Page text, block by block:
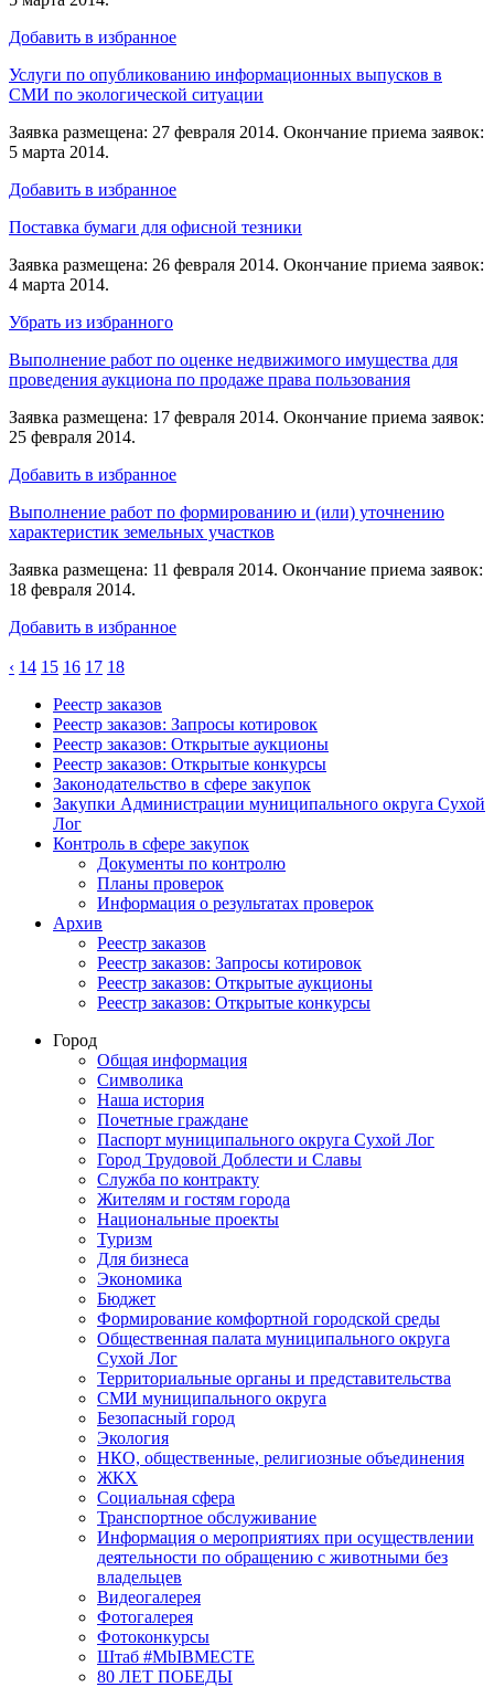
Добавить в избранное
Услуги по опубликованию информационных выпусков в
СМИ по экологической ситуации
Заявка размещена: 27 февраля 2014. Окончание приема заявок:
5 марта 2014.
Добавить в избранное
Поставка бумаги для офисной тезники
Заявка размещена: 26 февраля 2014. Окончание приема заявок:
4 марта 2014.
Убрать из избранного
Выполнение работ по оценке недвижимого имущества для
проведения аукциона по продаже права пользования
Заявка размещена: 17 февраля 2014. Окончание приема заявок:
25 февраля 2014.
Добавить в избранное
Выполнение работ по формированию и (или) уточнению
характеристик земельных участков
Заявка размещена: 11 февраля 2014. Окончание приема заявок:
18 февраля 2014.
Добавить в избранное
‹ 14 15 16 17 18
Реестр заказов
Реестр заказов: Запросы котировок
Реестр заказов: Открытые аукционы
Реестр заказов: Открытые конкурсы
Законодательство в сфере закупок
Закупки Администрации муниципального округа Сухой
Лог
Контроль в сфере закупок
Документы по контролю
Планы проверок
Информация о результатах проверок
Архив
Реестр заказов
Реестр заказов: Запросы котировок
Реестр заказов: Открытые аукционы
Реестр заказов: Открытые конкурсы
Город
Общая информация
Символика
Наша история
Почетные граждане
Паспорт муниципального округа Сухой Лог
Город Трудовой Доблести и Славы
Служба по контракту
Жителям и гостям города
Национальные проекты
Туризм
Для бизнеса
Экономика
Бюджет
Формирование комфортной городской среды
Общественная палата муниципального округа
Сухой Лог
Территориальные органы и представительства
СМИ муниципального округа
Безопасный город
Экология
НКО, общественные, религиозные объединения
ЖКХ
Социальная сфера
Транспортное обслуживание
Информация о мероприятиях при осуществлении
деятельности по обращению с животными без
владельцев
Видеогалерея
Фотогалерея
Фотоконкурсы
Штаб #MbIBMECTE
80 ЛЕТ ПОБЕДЫ